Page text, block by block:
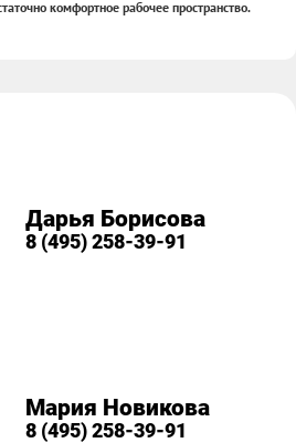
комфортное рабочее пространство.
Дарья Борисова
8 (495) 258-39-91
Мария Новикова
8 (495) 258-39-91